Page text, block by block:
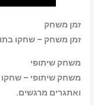
זמן משחק
זמן משחק – שחקו
משחק שיתופי
משחק שיתופי –
ואתגרים מרגשים.